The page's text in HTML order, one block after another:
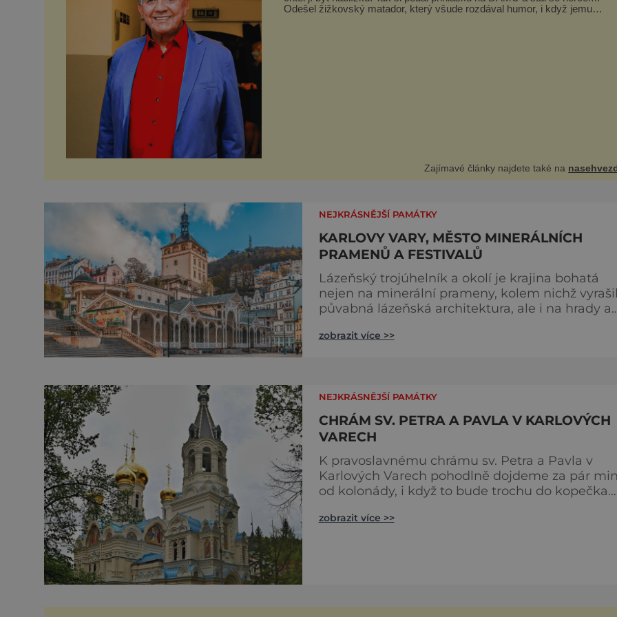
Odešel žižkovský matador, který všude rozdával humor, i když jemu
Zajímavé články najdete také na
NEJKRÁSNĚJŠÍ PAMÁTKY
KARLOVY VARY, MĚSTO MINERÁLNÍCH
PRAMENŮ A FESTIVALŮ
Lázeňský trojúhelník a okolí je krajina bohatá
nejen na minerální prameny, kolem nichž
půvabná lázeňská architektura, ale i na hrady a
dokresluje drsná a nespoutaná krušnohorská
neuvěřitelných 2 000 litrů vo
zobrazit více >>
NEJKRÁSNĚJŠÍ PAMÁTKY
CHRÁM SV. PETRA A PAVLA V KARLOVÝCH
VARECH
K pravoslavnému chrámu sv. Petra a Pavla v
Karlových Varech pohodlně dojdeme za pár
od kolonády, i když to bude trochu do kopečka.
rozhodně strojí za trochu námahy. V Karlových
zobrazit více >>